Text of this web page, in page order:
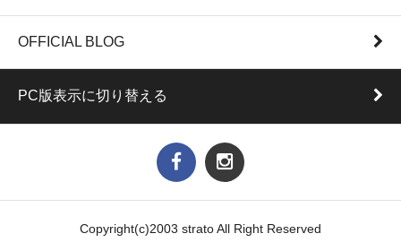
OFFICIAL BLOG
PC版表示に切り替える
Copyright(c)2003 strato All Right Reserved